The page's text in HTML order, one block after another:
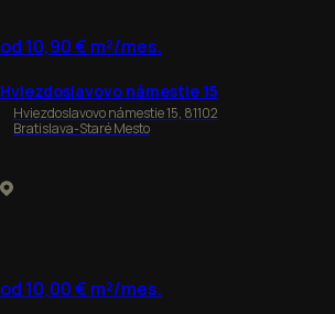
od 10,90 € m²/mes.
Hviezdoslavovo námestie 15
Hviezdoslavovo námestie 15, 81102
Bratislava-Staré Mesto
od 10,00 € m²/mes.